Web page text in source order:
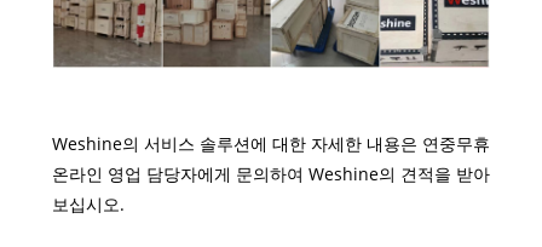
Weshine의 서비스 솔루션에 대한 자세한 내용은 연중무휴
온라인 영업 담당자에게 문의하여 Weshine의 견적을 받아
보십시오.